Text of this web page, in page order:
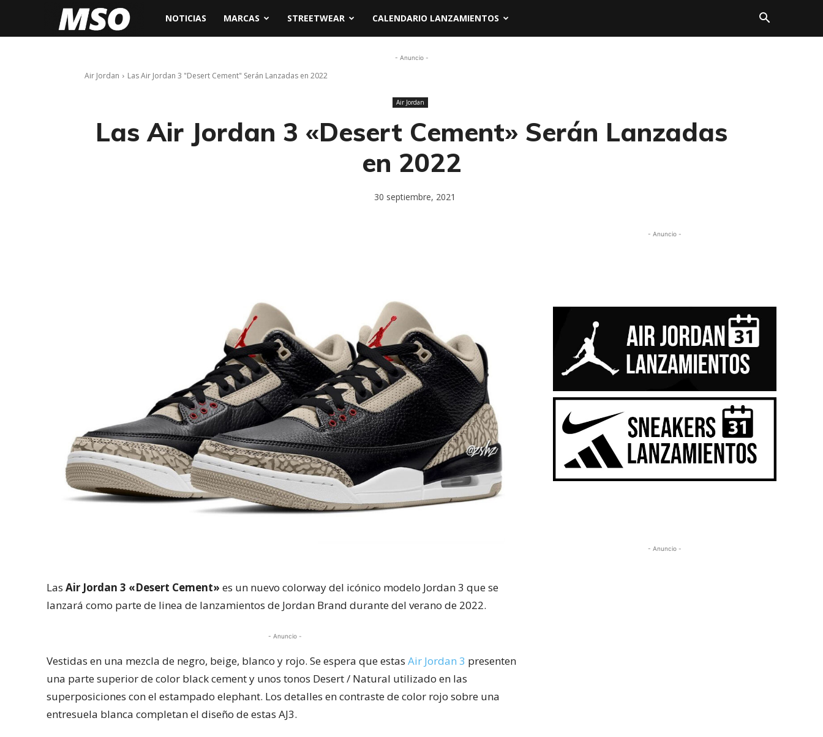
MyNOTICIAS MARCAS STREETWEAR CALENDARIO LANZAMIENTOS
- Anuncio -
Air Jordan Las Air Jordan 3 "Desert Cement" Serán Lanzadas en 2022
Air Jordan
Las Air Jordan 3 «Desert Cement» Serán Lanzadas
en 2022
30 septiembre, 2021
Las Air Jordan 3 «Desert Cement» es un nuevo colorway del icónico modelo Jordan 3 que se
lanzará como parte de linea de lanzamientos de Jordan Brand durante del verano de 2022.
- Anuncio -
Vestidas en una mezcla de negro, beige, blanco y rojo. Se espera que estas Air Jordan 3 presenten
una parte superior de color black cement y unos tonos Desert / Natural utilizado en las
superposiciones con el estampado elephant. Los detalles en contraste de color rojo sobre una
entresuela blanca completan el diseño de estas AJ3.
- Anuncio -
- Anuncio -